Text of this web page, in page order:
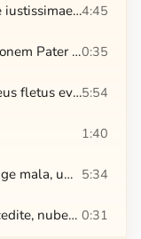
In furore iustissimae irae. In furore iustissimae irae4:45
In furore iustissimae irae. Miserationem Pater piissime0:35
In furore iustissimae irae. Tunc meus fletus evadet laetus5:54
1:40
Longe mala, umbrae, terrores. Longe mala, umbrae, terrores 5:34
Longe mala, umbrae, terrores. Recedite, nubes et fulgura 0:31